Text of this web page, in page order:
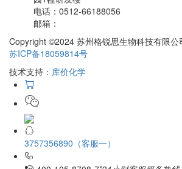
电话： 0512-66188056
邮箱：
Copyright ©2024 苏州格锐思生物科技有限公
苏ICP备18059814号
技术支持： 库价化学
3757356890（客服一）